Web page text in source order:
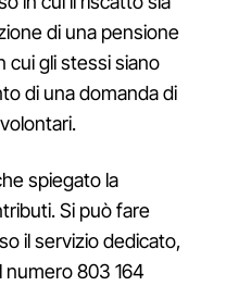
di una pensione
cui gli stessi siano
di una domanda di
spiegato la
Si può fare
il servizio dedicato,
803 164